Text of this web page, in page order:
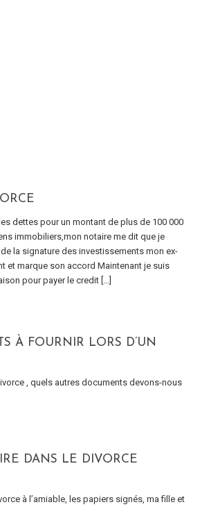
dettes pour un montant de plus de 100 000
immobiliers,mon notaire me dit que je
de la signature des investissements mon ex-
et marque son accord Maintenant je suis
pour payer le credit […]
À FOURNIR LORS D’UN
, quels autres documents devons-nous
DANS LE DIVORCE
à l’amiable, les papiers signés, ma fille et